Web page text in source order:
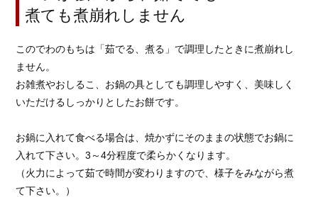
煮ても煮崩れしません
このでわのもちは「茹でる、煮る」で調理したときに煮崩れし
ません。
お雑煮やおしるこ、お鍋の具としても調理しやすく、美味しく
いただけるしっかりとしたお餅です。
お鍋に入れて食べる場合は、焼かずにそのままの状態でお鍋に
入れて下さい。3～4分程度で柔らかくなります。
（火力によって茹で時間が変わりますので、様子をみながら煮
て下さい。）